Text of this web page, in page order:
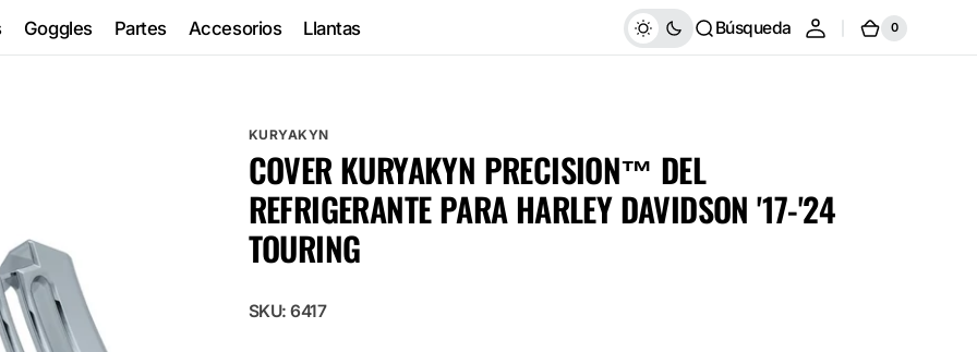
Goggles Partes Accesorios Llantas Búsqueda Carrito
0
0
artículos
KURYAKYN
COVER KURYAKYN PRECISION™ DEL
REFRIGERANTE PARA HARLEY DAVIDSON '17-'24
TOURING
SKU:6417